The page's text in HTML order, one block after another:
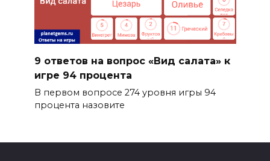
9 ответов на вопрос «Вид салата» к
игре 94 процента
В первом вопросе 274 уровня игры 94
процента назовите